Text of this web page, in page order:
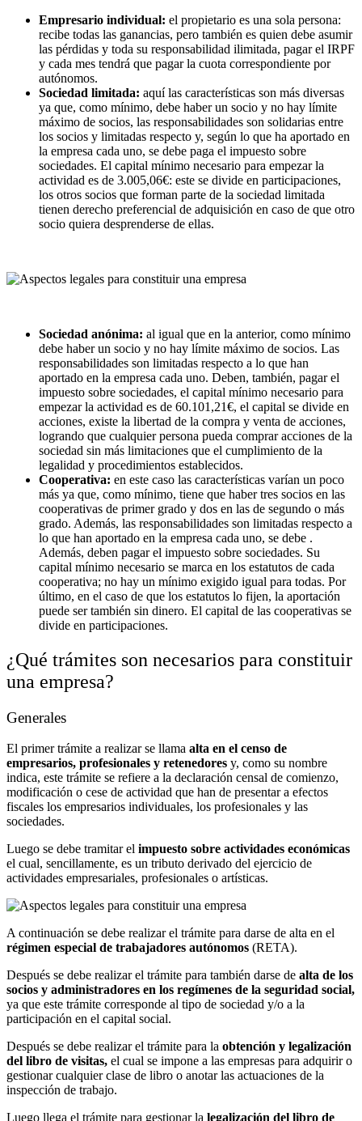
Empresario individual: el propietario es una sola persona:
recibe todas las ganancias, pero también es quien debe asumir
las pérdidas y toda su responsabilidad ilimitada, pagar el IRPF
y cada mes tendrá que pagar la cuota correspondiente por
autónomos.
Sociedad limitada: aquí las características son más diversas
ya que, como mínimo, debe haber un socio y no hay límite
máximo de socios, las responsabilidades son solidarias entre
los socios y limitadas respecto y, según lo que ha aportado en
la empresa cada uno, se debe paga el impuesto sobre
sociedades. El capital mínimo necesario para empezar la
actividad es de 3.005,06€: este se divide en participaciones,
los otros socios que forman parte de la sociedad limitada
tienen derecho preferencial de adquisición en caso de que otro
socio quiera desprenderse de ellas.
Sociedad anónima: al igual que en la anterior, como mínimo
debe haber un socio y no hay límite máximo de socios. Las
responsabilidades son limitadas respecto a lo que han
aportado en la empresa cada uno. Deben, también, pagar el
impuesto sobre sociedades, el capital mínimo necesario para
empezar la actividad es de 60.101,21€, el capital se divide en
acciones, existe la libertad de la compra y venta de acciones,
logrando que cualquier persona pueda comprar acciones de la
sociedad sin más limitaciones que el cumplimiento de la
legalidad y procedimientos establecidos.
Cooperativa: en este caso las características varían un poco
más ya que, como mínimo, tiene que haber tres socios en las
cooperativas de primer grado y dos en las de segundo o más
grado. Además, las responsabilidades son limitadas respecto a
lo que han aportado en la empresa cada uno, se debe .
Además, deben pagar el impuesto sobre sociedades. Su
capital mínimo necesario se marca en los estatutos de cada
cooperativa; no hay un mínimo exigido igual para todas. Por
último, en el caso de que los estatutos lo fijen, la aportación
puede ser también sin dinero. El capital de las cooperativas se
divide en participaciones.
¿Qué trámites son necesarios para constituir
una empresa?
Generales
El primer trámite a realizar se llama alta en el censo de
empresarios, profesionales y retenedores y, como su nombre
indica, este trámite se refiere a la declaración censal de comienzo,
modificación o cese de actividad que han de presentar a efectos
fiscales los empresarios individuales, los profesionales y las
sociedades.
Luego se debe tramitar el impuesto sobre actividades económicas
el cual, sencillamente, es un tributo derivado del ejercicio de
actividades empresariales, profesionales o artísticas.
A continuación se debe realizar el trámite para darse de alta en el
régimen especial de trabajadores autónomos (RETA).
Después se debe realizar el trámite para también darse de alta de los
socios y administradores en los regímenes de la seguridad social,
ya que este trámite corresponde al tipo de sociedad y/o a la
participación en el capital social.
Después se debe realizar el trámite para la obtención y legalización
del libro de visitas, el cual se impone a las empresas para adquirir o
gestionar cualquier clase de libro o anotar las actuaciones de la
inspección de trabajo.
Luego llega el trámite para gestionar la legalización del libro de